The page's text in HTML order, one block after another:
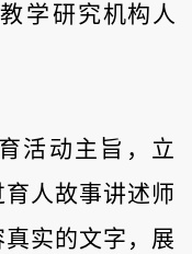
学研究机构人
活动主旨，立
育人故事讲述师
实的文字，展